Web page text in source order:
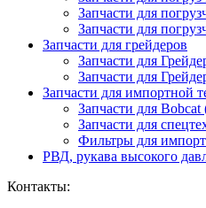
Запчасти для
Запчасти для
Запчасти для грейдеров
Запчасти для
Запчасти для
Запчасти для импортной
Запчасти для Bobcat
Запчасти для
Фильтры для
РВД, рукава высокого
Контакты: